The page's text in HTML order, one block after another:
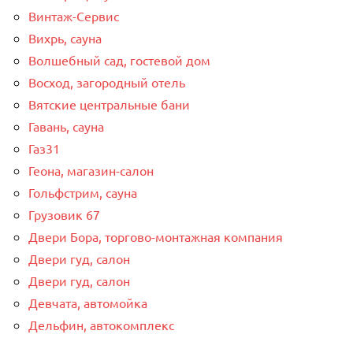
Винтаж-Сервис
Вихрь, сауна
Волшебный сад, гостевой дом
Восход, загородный отель
Вятские центральные бани
Гавань, сауна
Газ31
Геона, магазин-салон
Гольфстрим, сауна
Грузовик 67
Двери Бора, торгово-монтажная компания
Двери гуд, салон
Двери гуд, салон
Девчата, автомойка
Дельфин, автокомплекс